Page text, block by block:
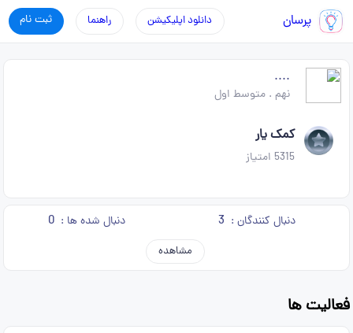
پرسان ثبت نام راهنما دانلود اپلیکیشن
....
نهم .متوسط اول
کمک یار
5315 امتیاز
دنبال کنندگان : 3 دنبال شده ها : 0
مشاهده
فعالیت ها